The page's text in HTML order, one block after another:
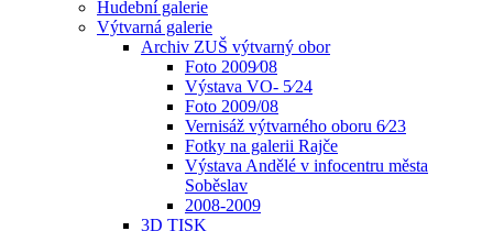
Hudební galerie
Výtvarná galerie
Archiv ZUŠ výtvarný obor
Foto 2009⁄08
Výstava VO- 5⁄24
Foto 2009/08
Vernisáž výtvarného oboru 6⁄23
Fotky na galerii Rajče
Výstava Andělé v infocentru města
Soběslav
2008-2009
3D TISK